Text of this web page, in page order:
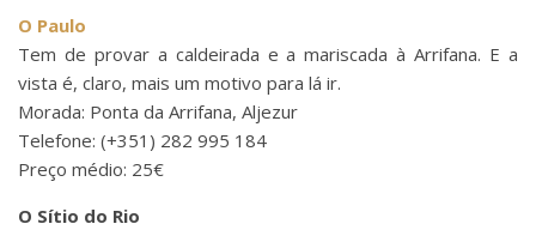
O Paulo
Tem de provar a caldeirada e a mariscada à Arrifana. E a
vista é, claro, mais um motivo para lá ir.
Morada: Ponta da Arrifana, Aljezur
Telefone: (+351) 282 995 184
Preço médio: 25€
O Sítio do Rio